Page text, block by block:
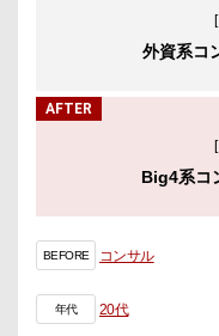
外資系コ
AFTER
Big4系コ
BEFORE コンサル
年代 20代